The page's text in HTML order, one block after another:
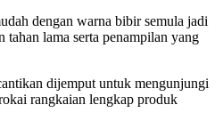
dengan warna bibir semula jadi
tahan lama serta penampilan yang
dijemput untuk mengunjungi
rangkaian lengkap produk